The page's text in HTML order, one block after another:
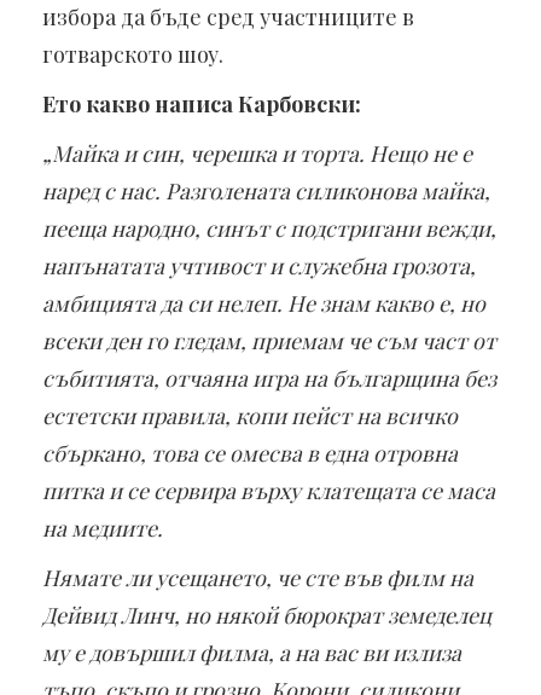
избора да бъде сред участниците в
готварското шоу.
Ето какво написа Карбовски:
„Майка и син, черешка и торта. Нещо не е
наред с нас. Разголената силиконова майка,
пееща народно, синът с подстригани вежди,
напънатата учтивост и служебна грозота,
амбицията да си нелеп. Не знам какво е, но
всеки ден го гледам, приемам че съм част от
събитията, отчаяна игра на българщина без
естетски правила, копи пейст на всичко
сбъркано, това се омесва в една отровна
питка и се сервира върху клатещата се маса
на медиите.
Нямате ли усещането, че сте във филм на
Дейвид Линч, но някой бюрократ земеделец
му е довършил филма, а на вас ви излиза